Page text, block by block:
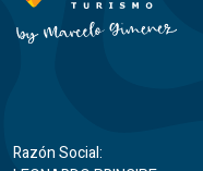
Razón Social: